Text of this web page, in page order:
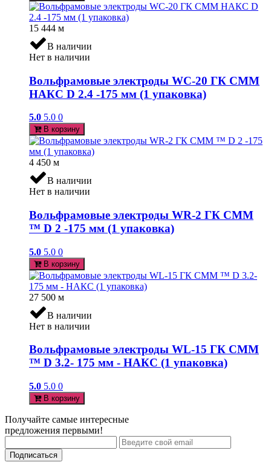
15 444 м
В наличии
Нет в наличии
Вольфрамовые электроды WC-20 ГК СММ
НАКС D 2.4 -175 мм (1 упаковка)
5.0 5.0 0
В корзину
4 450 м
В наличии
Нет в наличии
Вольфрамовые электроды WR-2 ГК СММ
™ D 2 -175 мм (1 упаковка)
5.0 5.0 0
В корзину
27 500 м
В наличии
Нет в наличии
Вольфрамовые электроды WL-15 ГК СММ
™ D 3.2- 175 мм - НАКС (1 упаковка)
5.0 5.0 0
В корзину
Получайте самые интересные
предложения первыми!
Подписаться